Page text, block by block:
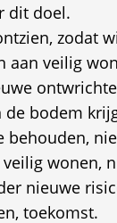
dit doel.
zodat
aan veilig
de bodem
behouden,
wonen,
nieuwe
toekomst.